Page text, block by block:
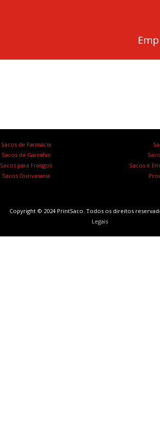
Sacos de Farmácia
Sacos de Garrafas
Sacos para Frangos
Sacos Ourivesaria
Sacos e
Copyright © 2024 PrintSaco. Todos os direitos
Legais